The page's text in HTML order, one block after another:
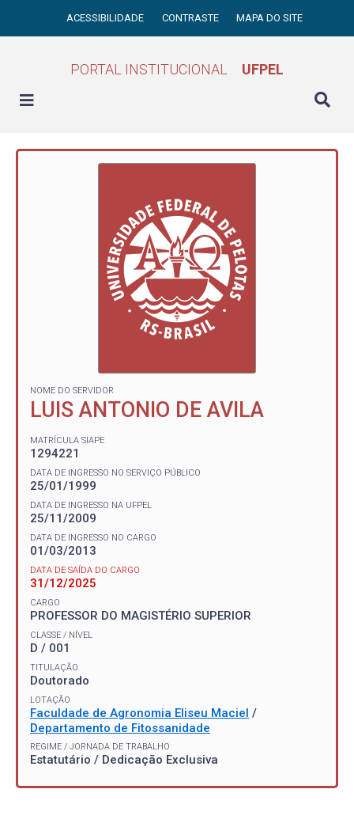
ACESSIBILIDADE CONTRASTE MAPA DO SITE
PORTAL INSTITUCIONAL UFPEL
NOME DO SERVIDOR
LUIS ANTONIO DE AVILA
MATRÍCULA SIAPE
1294221
DATA DE INGRESSO NO SERVIÇO PÚBLICO
25/01/1999
DATA DE INGRESSO NA UFPEL
25/11/2009
DATA DE INGRESSO NO CARGO
01/03/2013
DATA DE SAÍDA DO CARGO
31/12/2025
CARGO
PROFESSOR DO MAGISTÉRIO SUPERIOR
CLASSE / NÍVEL
D / 001
TITULAÇÃO
Doutorado
LOTAÇÃO
Faculdade de Agronomia Eliseu Maciel /
Departamento de Fitossanidade
REGIME / JORNADA DE TRABALHO
Estatutário / Dedicação Exclusiva